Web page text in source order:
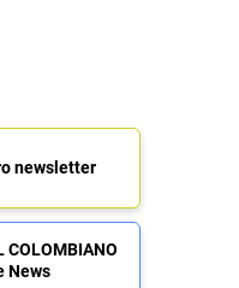
newsletter
News